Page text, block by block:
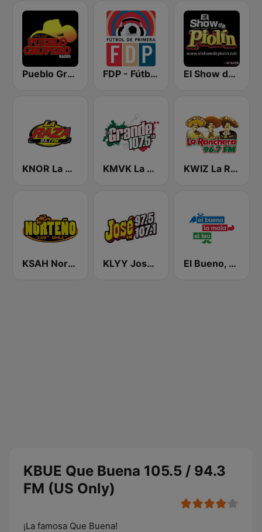
Pueblo Grupero Radio FDP - Fútbol de Primera El Show de Piolín
KNOR La Raza 93.7 (US Only) KMVK La Grande 107.5 FM KWIZ La Ranchera 96.7 FM (US Only)
KSAH Norteño 720 y 104.1 KLYY José 97.5 y 107.1 El Bueno, La Mala y El Feo
KBUE Que Buena 105.5 / 94.3
FM (US Only)
¡La famosa Que Buena!